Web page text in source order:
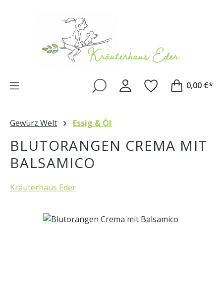
0,00 €*
Gewürz Welt Essig & Öl
BLUTORANGEN CREMA MIT
BALSAMICO
Kräuterhaus Eder
Bildergalerie überspringen